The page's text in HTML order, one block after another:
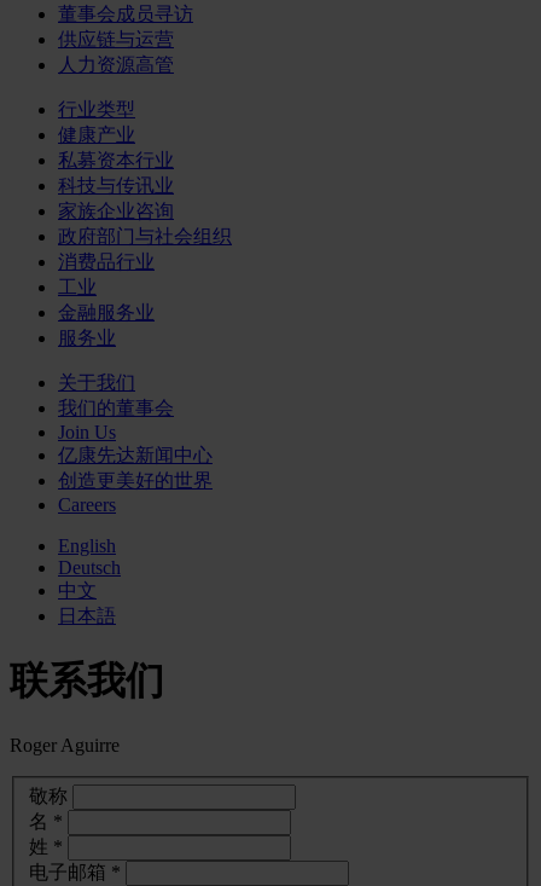
董事会成员寻访
供应链与运营
人力资源高管
行业类型
健康产业
私募资本行业
科技与传讯业
家族企业咨询
政府部门与社会组织
消费品行业
工业
金融服务业
服务业
关于我们
我们的董事会
Join Us
亿康先达新闻中心
创造更美好的世界
Careers
English
Deutsch
中文
日本語
联系我们
Roger Aguirre
敬称
名 *
姓 *
电子邮箱 *